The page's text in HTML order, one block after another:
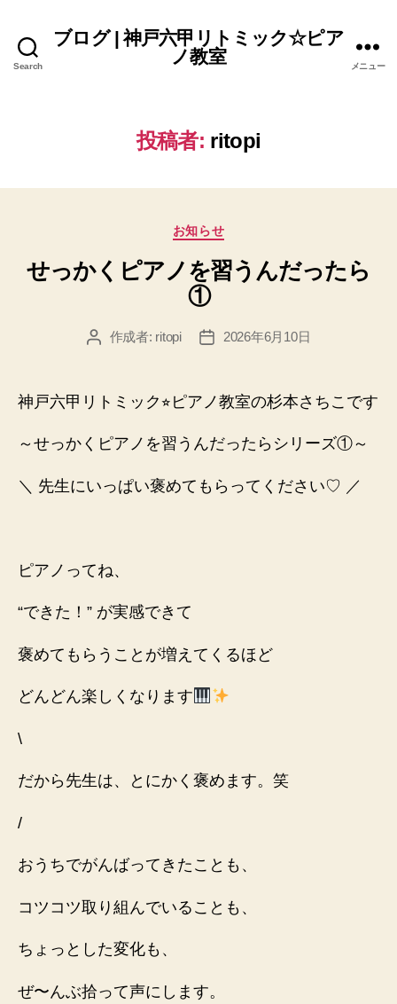
Search
ブログ | 神戸六甲リトミック☆ピア
ノ教室
メニュー
投稿者: ritopi
カ
ゴ
リ
ー
お知らせ
せっかくピアノを習うんだったら
①
投 作成者: ritopi
投
2026年6月10日
神戸六甲リトミック⭐︎ピアノ教室の杉本さちこです
～せっかくピアノを習うんだったらシリーズ①～
＼ 先生にいっぱい褒めてもらってください♡ ／
ピアノってね、
“できた！” が実感できて
褒めてもらうことが増えてくるほど
どんどん楽しくなります
\
だから先生は、 とにかく褒めます。笑
/
おうちでがんばってきたことも、
コツコツ取り組んでいることも、
ちょっとした変化も、
ぜ〜んぶ拾って声にします。